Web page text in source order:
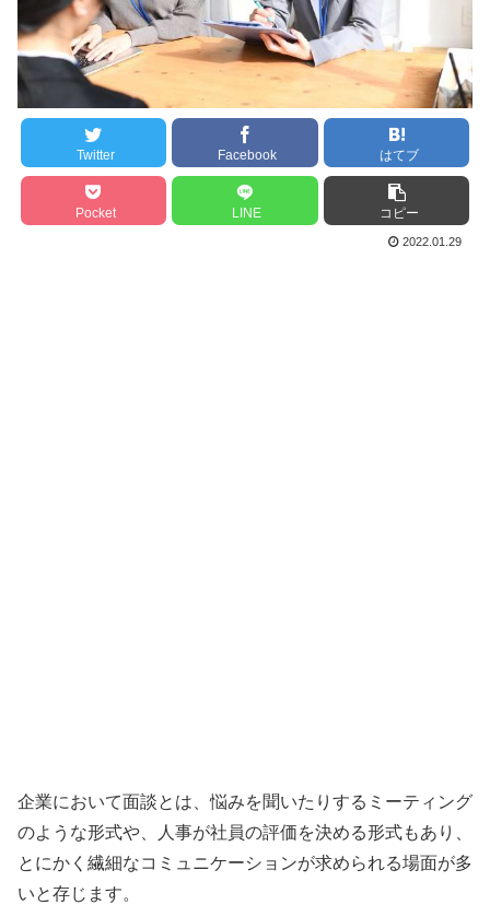
Twitter Facebook はてブ
Pocket LINE コピー
2022.01.29
企業において面談とは、悩みを聞いたりするミーティング
のような形式や、人事が社員の評価を決める形式もあり、
とにかく繊細なコミュニケーションが求められる場面が多
いと存じます。